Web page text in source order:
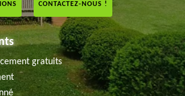
CONTACTEZ-NOUS !
gratuits